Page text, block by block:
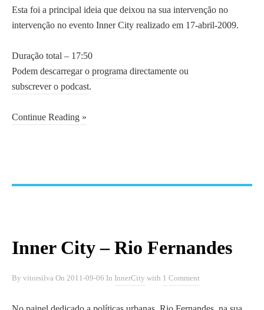
Esta foi a principal ideia que deixou na sua intervenção no
intervenção no evento Inner City realizado em 17-abril-2009.
Duração total – 17:50
Podem descarregar o programa directamente ou
subscrever o podcast.
Continue Reading »
Inner City – Rio Fernandes
By vitorsilva On 2011-09-06 In InnerCity with 1 Comment